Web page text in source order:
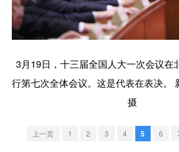
3月19日，十三届全国人大一次会议在
行第七次全体会议。这是代表在表决。
摄
上一页 1 2 3 4 5 6